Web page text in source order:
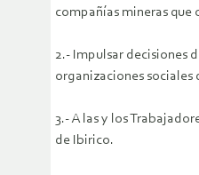
compañías mineras que
2.- Impulsar decisiones
organizaciones sociales
3.- A las y los
de Ibirico.